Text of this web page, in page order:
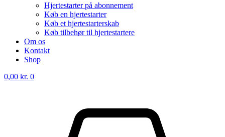
Hjertestarter på abonnement
Køb en hjertestarter
Køb et hjertestarterskab
Køb tilbehør til hjertestartere
Om os
Kontakt
Shop
0,00 kr. 0